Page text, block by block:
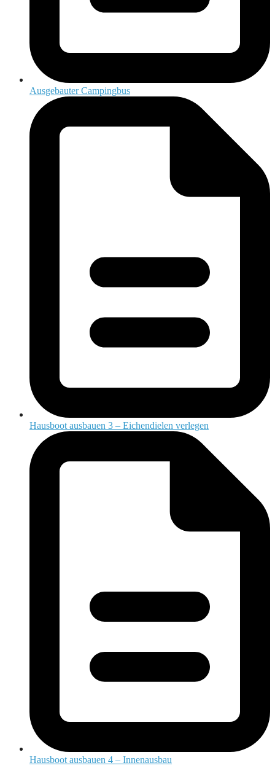
Ausgebauter Campingbus
Hausboot ausbauen 3 – Eichendielen verlegen
Hausboot ausbauen 4 – Innenausbau